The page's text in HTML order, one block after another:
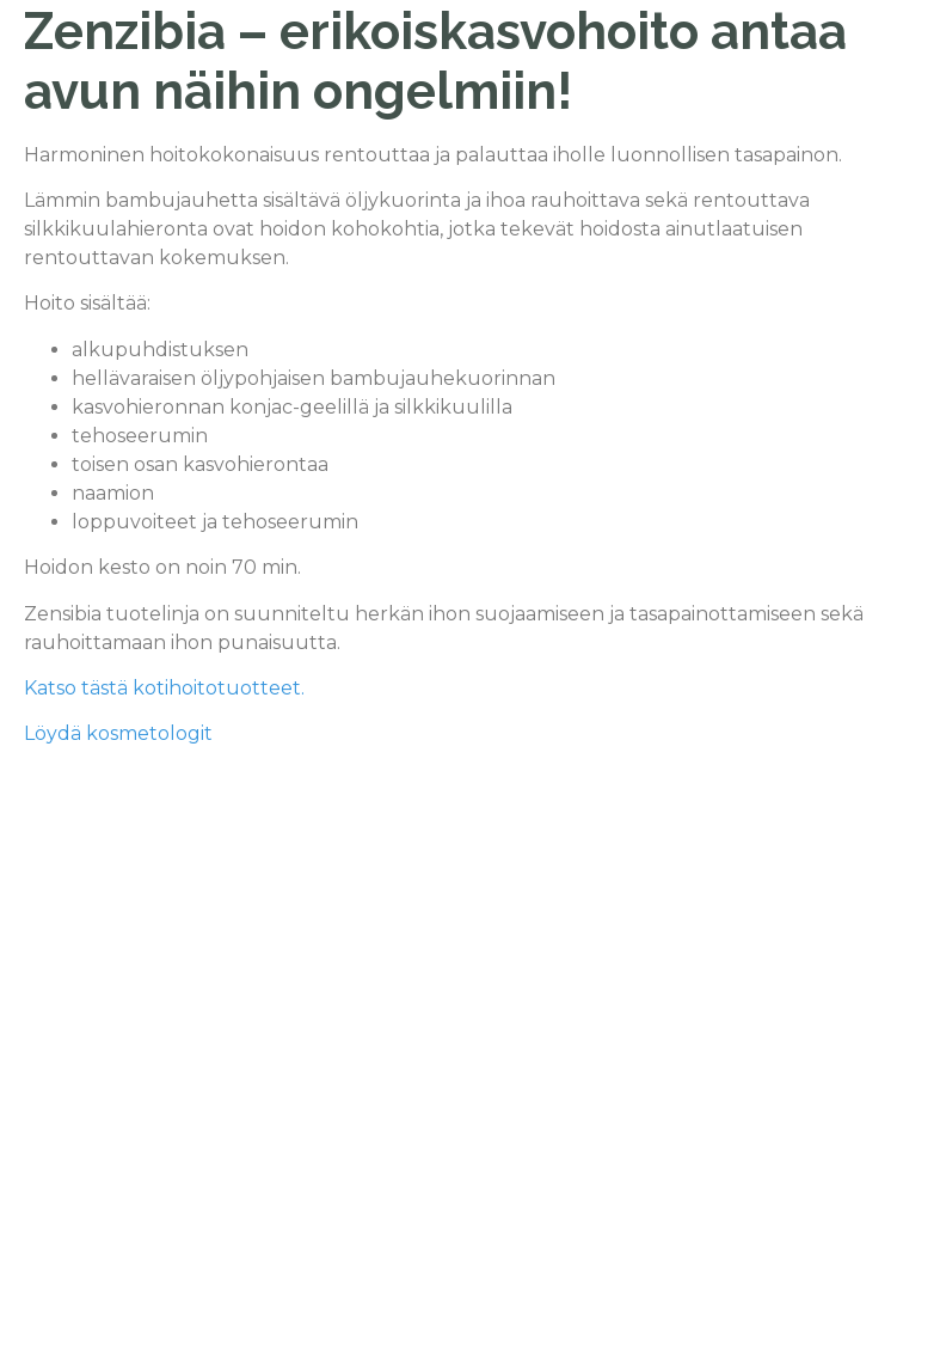
Zenzibia – erikoiskasvohoito antaa
avun näihin ongelmiin!
Harmoninen hoitokokonaisuus rentouttaa ja palauttaa iholle luonnollisen tasapainon.
Lämmin bambujauhetta sisältävä öljykuorinta ja ihoa rauhoittava sekä rentouttava
silkkikuulahieronta ovat hoidon kohokohtia, jotka tekevät hoidosta ainutlaatuisen
rentouttavan kokemuksen.
Hoito sisältää:
alkupuhdistuksen
hellävaraisen öljypohjaisen bambujauhekuorinnan
kasvohieronnan konjac-geelillä ja silkkikuulilla
tehoseerumin
toisen osan kasvohierontaa
naamion
loppuvoiteet ja tehoseerumin
Hoidon kesto on noin 70 min.
Zensibia tuotelinja on suunniteltu herkän ihon suojaamiseen ja tasapainottamiseen sekä
rauhoittamaan ihon punaisuutta.
Katso tästä kotihoitotuotteet.
Löydä kosmetologit